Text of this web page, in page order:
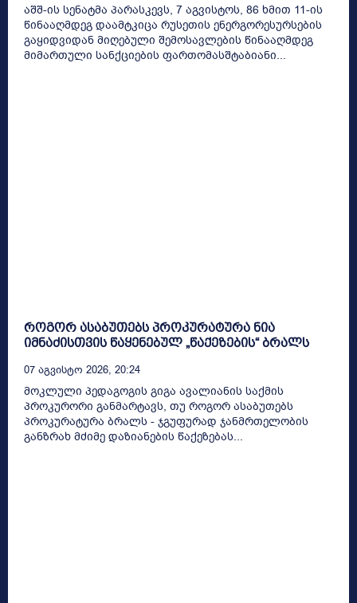
აშშ-ის სენატმა პარასკევს, 7 აგვისტოს, 86 ხმით 11-ის
წინააღმდეგ დაამტკიცა რუსეთის ენერგორესურსების
გაყიდვიდან მიღებული შემოსავლების წინააღმდეგ
მიმართული სანქციების ფართომასშტაბიანი...
როგორ ასაბუთებს პროკურატურა ნია
იმნაძისთვის წაყენებულ „წაქეზების“ ბრალს
07 Აგვისტო 2026, 20:24
მოკლული პედაგოგის გიგა ავალიანის საქმის
პროკურორი განმარტავს, თუ როგორ ასაბუთებს
პროკურატურა ბრალს - ჯგუფურად ჯანმრთელობის
განზრახ მძიმე დაზიანების წაქეზებას...